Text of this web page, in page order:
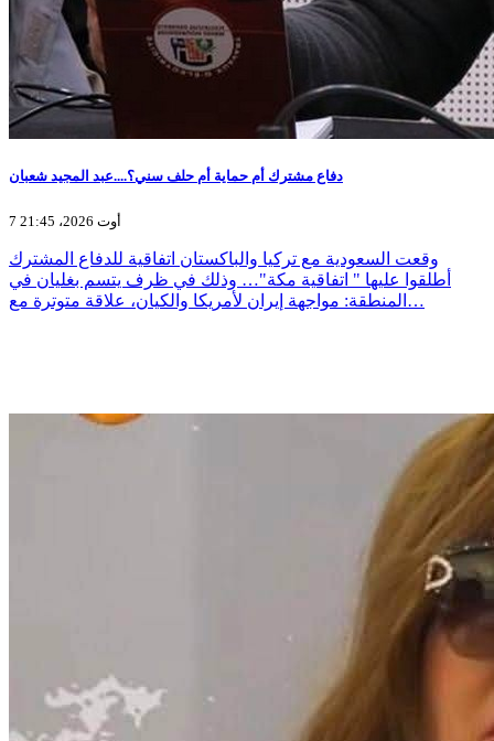
دفاع مشترك أم حماية أم حلف سني؟....عبد المجيد شعبان
7 أوت 2026، 21:45
وقعت السعودية مع تركيا والباكستان اتفاقية للدفاع المشترك
أطلقوا عليها " اتفاقية مكة"… وذلك في ظرف يتسم بغليان في
المنطقة: مواجهة إيران لأمريكا والكيان، علاقة متوترة مع…